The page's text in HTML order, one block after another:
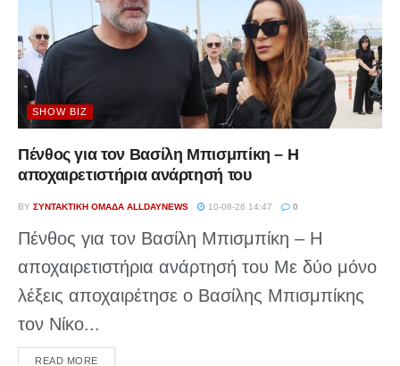
SHOW BIZ
Πένθος για τον Βασίλη Μπισμπίκη – Η
αποχαιρετιστήρια ανάρτησή του
BY ΣΥΝΤΑΚΤΙΚΉ ΟΜΆΔΑ ALLDAYNEWS 10-08-26 14:47 0
Πένθος για τον Βασίλη Μπισμπίκη – Η
αποχαιρετιστήρια ανάρτησή του Με δύο μόνο
λέξεις αποχαιρέτησε ο Βασίλης Μπισμπίκης
τον Νίκο...
READ MOREDETAILS